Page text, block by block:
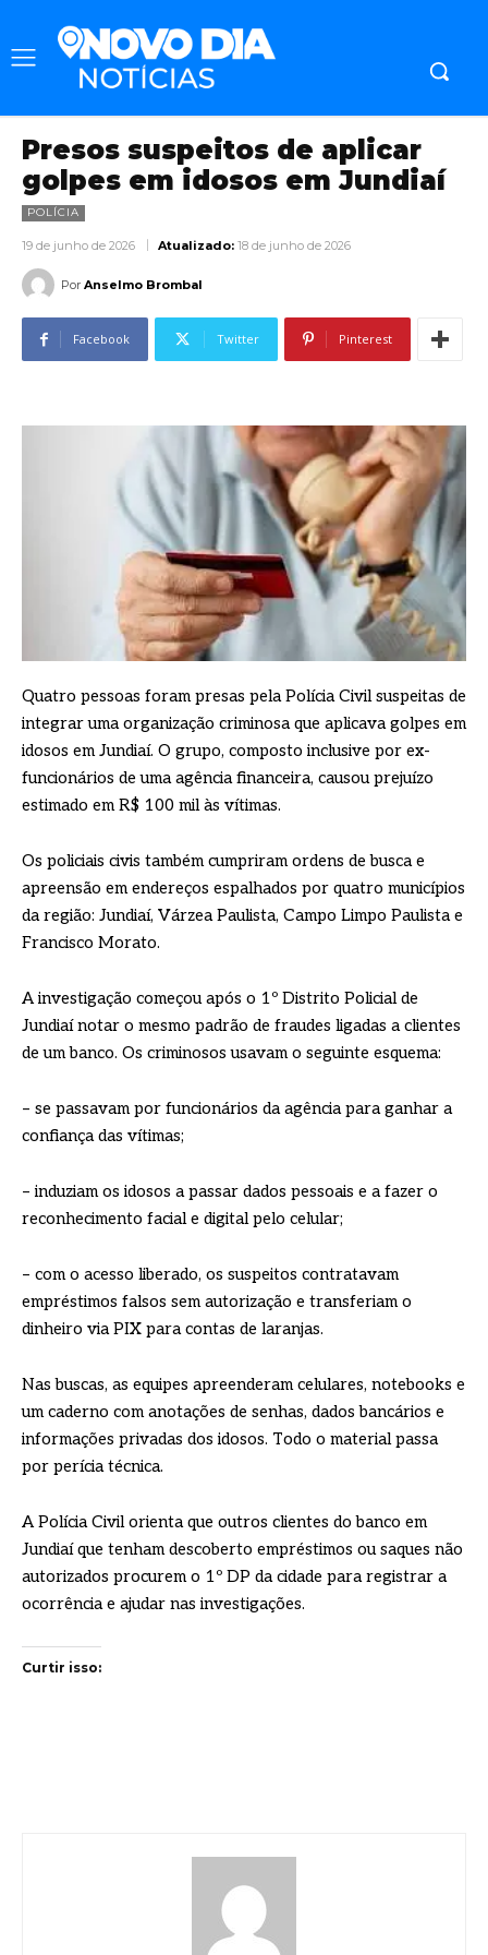
Presos suspeitos de aplicar
golpes em idosos em Jundiaí
POLÍCIA
19 de junho de 2026 Atualizado: 18 de junho de 2026
Por Anselmo Brombal
Facebook Twitter Pinterest
Quatro pessoas foram presas pela Polícia Civil suspeitas de
integrar uma organização criminosa que aplicava golpes em
idosos em Jundiaí. O grupo, composto inclusive por ex-
funcionários de uma agência financeira, causou prejuízo
estimado em R$ 100 mil às vítimas.
Os policiais civis também cumpriram ordens de busca e
apreensão em endereços espalhados por quatro municípios
da região: Jundiaí, Várzea Paulista, Campo Limpo Paulista e
Francisco Morato.
A investigação começou após o 1º Distrito Policial de
Jundiaí notar o mesmo padrão de fraudes ligadas a clientes
de um banco. Os criminosos usavam o seguinte esquema:
– se passavam por funcionários da agência para ganhar a
confiança das vítimas;
– induziam os idosos a passar dados pessoais e a fazer o
reconhecimento facial e digital pelo celular;
– com o acesso liberado, os suspeitos contratavam
empréstimos falsos sem autorização e transferiam o
dinheiro via PIX para contas de laranjas.
Nas buscas, as equipes apreenderam celulares, notebooks e
um caderno com anotações de senhas, dados bancários e
informações privadas dos idosos. Todo o material passa
por perícia técnica.
A Polícia Civil orienta que outros clientes do banco em
Jundiaí que tenham descoberto empréstimos ou saques não
autorizados procurem o 1º DP da cidade para registrar a
ocorrência e ajudar nas investigações.
Curtir isso: